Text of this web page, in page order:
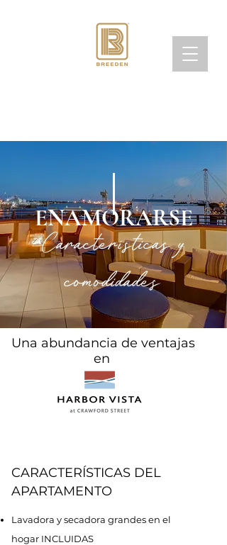
ENAMORARSE
Características y
comodidades
Una abundancia de ventajas
en
CARACTERÍSTICAS DEL
APARTAMENTO
Lavadora y secadora grandes en el
hogar INCLUIDAS